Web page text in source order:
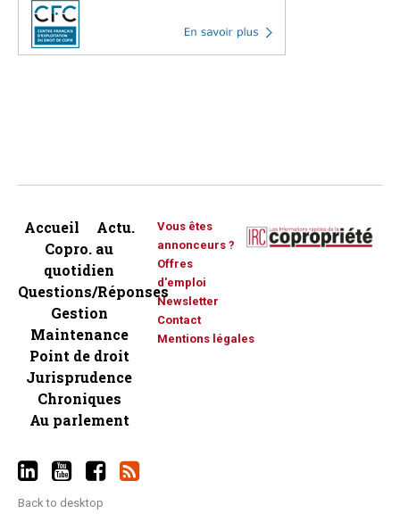
Accueil
Actu.
Copro. au
quotidien
Questions/Réponses
Gestion
Maintenance
Point de droit
Jurisprudence
Chroniques
Au parlement
Vous êtes
annonceurs ?
Offres
d'emploi
Newsletter
Contact
Mentions légales
Back to desktop